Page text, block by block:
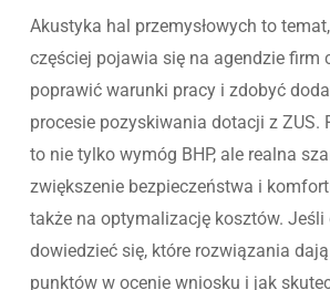
Akustyka hal przemysłowych to
częściej pojawia się na agendzie firm
poprawić warunki pracy i zdobyć
procesie pozyskiwania dotacji z ZUS.
to nie tylko wymóg BHP, ale realna
zwiększenie bezpieczeństwa i
także na optymalizację kosztów. Jeśli
dowiedzieć się, które rozwiązania
punktów w ocenie wniosku i jak